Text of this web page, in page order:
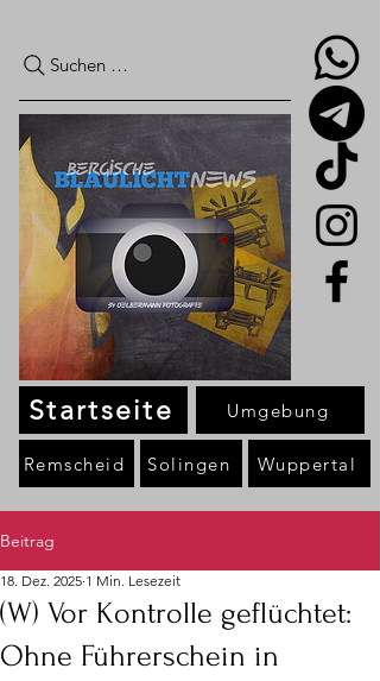
Suchen …
Startseite
Remscheid Solingen Wuppertal
Umgebung
Beitrag
(W) Vor Kontrolle geflüchtet:
Ohne Führerschein in
18. Dez. 2025 1 Min. Lesezeit